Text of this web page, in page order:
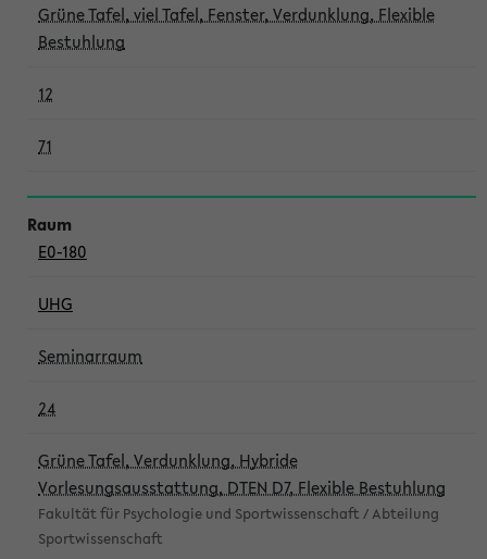
Grüne Tafel, viel Tafel, Fenster, Verdunklung, Flexible
Bestuhlung
12
71
E0-180
UHG
Seminarraum
24
Grüne Tafel, Verdunklung, Hybride
Vorlesungsausstattung, DTEN D7, Flexible Bestuhlung
Fakultät für Psychologie und Sportwissenschaft / Abteilung
Sportwissenschaft